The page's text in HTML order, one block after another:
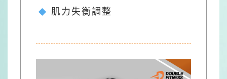
肌力失衡調整